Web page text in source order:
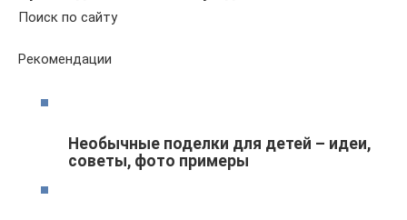
Поиск по сайту
Рекомендации
Необычные поделки для детей – идеи,
советы, фото примеры